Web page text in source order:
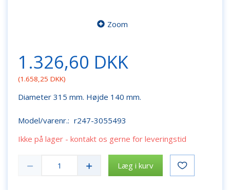
Zoom
1.326,60 DKK
(1.658,25 DKK)
Diameter 315 mm. Højde 140 mm.
Model/varenr.: r247-3055493
Ikke på lager - kontakt os gerne for leveringstid
Læg i kurv